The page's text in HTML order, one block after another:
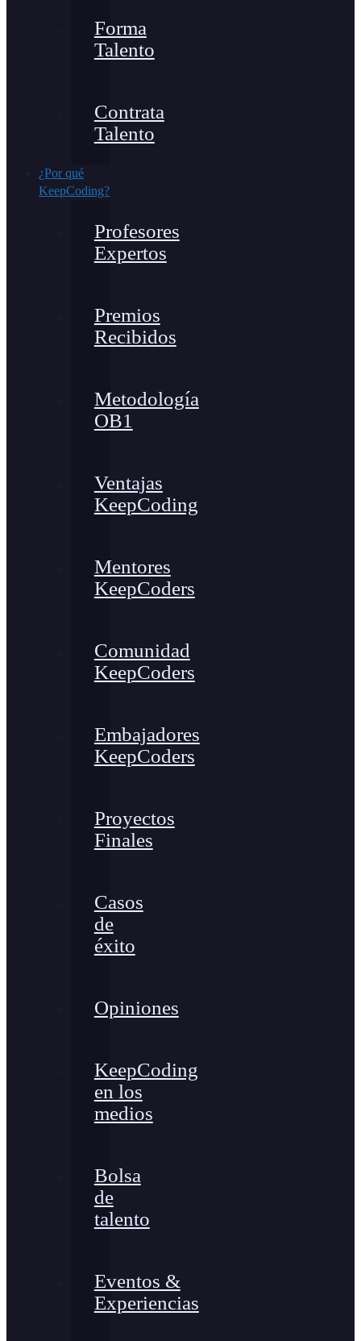
Forma
Talento
Contrata
Talento
¿Por qué
KeepCoding?
Profesores
Expertos
Premios
Recibidos
Metodología
OB1
Ventajas
KeepCoding
Mentores
KeepCoders
Comunidad
KeepCoders
Embajadores
KeepCoders
Proyectos
Finales
Casos
de
éxito
Opiniones
KeepCoding
en los
medios
Bolsa
de
talento
Eventos &
Experiencias